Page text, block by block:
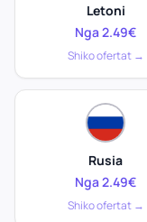
Letoni
Nga 2.49€
Shiko ofertat →
Rusia
Nga 2.49€
Shiko ofertat →